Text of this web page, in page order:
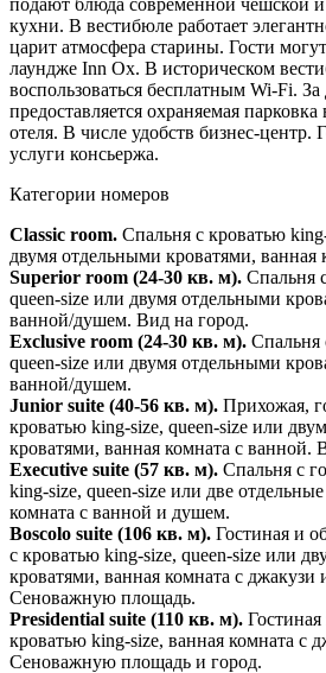
кухни. В вестибюле работает
царит атмосфера старины. Гости
лаундже Inn Ox. В историческом
воспользоваться бесплатным Wi-Fi.
предоставляется охраняемая
отеля. В числе удобств бизнес-центр.
услуги консьержа.
Категории номеров
Classic room. Спальня с кроватью
двумя отдельными кроватями, ванная
Superior room (24-30 кв. м). Спальня
queen-size или двумя отдельными
ванной/душем. Вид на город.
Exclusive room (24-30 кв. м). Спальня
queen-size или двумя отдельными
ванной/душем.
Junior suite (40-56 кв. м). Прихожая,
кроватью king-size, queen-size или
кроватями, ванная комната с ванной.
Executive suite (57 кв. м). Спальня с
king-size, queen-size или две
комната с ванной и душем.
Boscolo suite (106 кв. м). Гостиная и
с кроватью king-size, queen-size или
кроватями, ванная комната с
Сеноважную площадь.
Presidential suite (110 кв. м). Гостиная
кроватью king-size, ванная комната с
Сеноважную площадь и город.